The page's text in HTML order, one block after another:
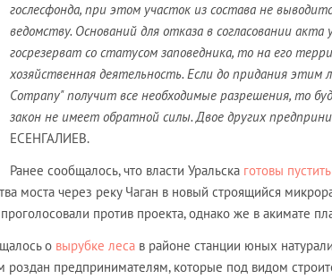
гослесфонда, при этом участок из состава не
ведомству. Оснований для отказа в согласовании акта
госрезерват со статусом заповедника, то на его
хозяйственная деятельность. Если до придания этим
Сompany" получит все необходимые разрешения, то
закон не имеет обратной силы. Двое других
ЕСЕНГАЛИЕВ.
Ранее сообщалось, что власти Уральска готовы
моста через реку Чаган в новый строящийся
против проекта, однако же в акимате
о вырубке леса в районе станции юных
роздан предпринимателям, которые под видом